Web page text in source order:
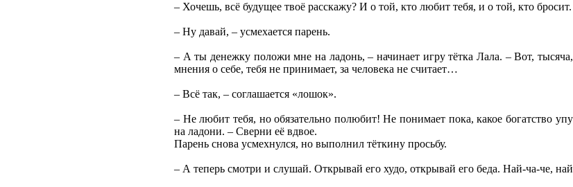
– Хочешь, всё будущее твоё расскажу? И о той, кто любит тебя, и о той, кто бросит.
– Ну давай, – усмехается парень.
– А ты денежку положи мне на ладонь, – начинает игру тётка Лала. – Вот,
мнения о себе, тебя не принимает, за человека не считает…
– Всё так, – соглашается «лошок».
– Не любит тебя, но обязательно полюбит! Не понимает пока, какое богатство
на ладони. – Сверни её вдвое.
Парень снова усмехнулся, но выполнил тёткину просьбу.
– А теперь смотри и слушай. Открывай его худо, открывай его беда. Най-ча-че,